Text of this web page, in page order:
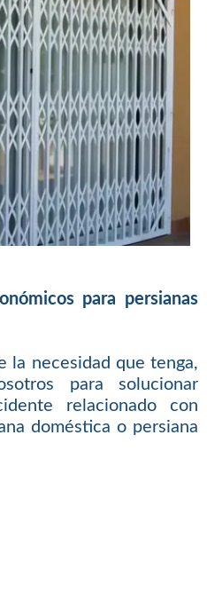
para persianas
la necesidad que tenga,
para solucionar
relacionado con
doméstica o persiana